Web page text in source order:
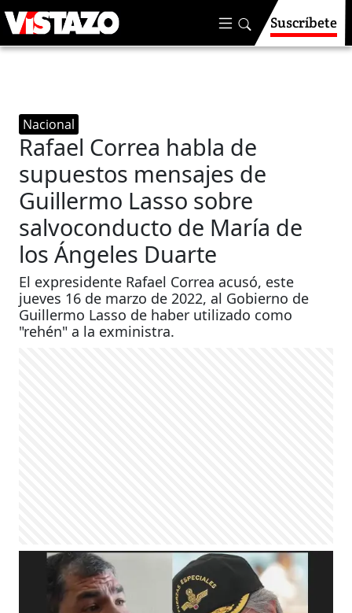
Suscríbete
Nacional
Rafael Correa habla de
supuestos mensajes de
Guillermo Lasso sobre
salvoconducto de María de
los Ángeles Duarte
El expresidente Rafael Correa acusó, este
jueves 16 de marzo de 2022, al Gobierno de
Guillermo Lasso de haber utilizado como
"rehén" a la exministra.